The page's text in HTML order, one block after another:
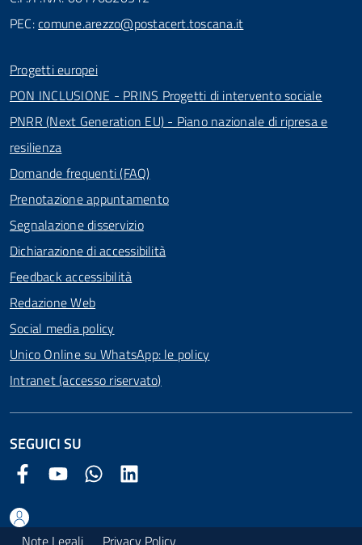
PEC:comune.arezzo@postacert.toscana.it
Progetti europei
PON INCLUSIONE - PRINS Progetti di intervento sociale
PNRR (Next Generation EU) - Piano nazionale di ripresa e
resilienza
Domande frequenti (FAQ)
Prenotazione appuntamento
Segnalazione disservizio
Dichiarazione di accessibilità
Feedback accessibilità
Redazione Web
Social media policy
Unico Online su WhatsApp: le policy
Intranet (accesso riservato)
SEGUICI SU
Facebook Comune di Arezzo
Youtube Comune di Arezzo
Twitter Comune di Arezzo
Note Legali Privacy Policy